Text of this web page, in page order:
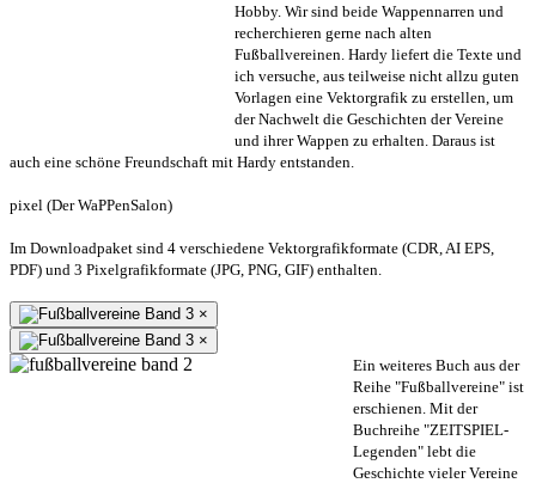
Hobby. Wir sind beide Wappennarren und
recherchieren gerne nach alten
Fußballvereinen. Hardy liefert die Texte und
ich versuche, aus teilweise nicht allzu guten
Vorlagen eine Vektorgrafik zu erstellen, um
der Nachwelt die Geschichten der Vereine
und ihrer Wappen zu erhalten. Daraus ist
auch eine schöne Freundschaft mit Hardy entstanden.
pixel (Der WaPPenSalon)
Im Downloadpaket sind 4 verschiedene Vektorgrafikformate (CDR, AI EPS,
PDF) und 3 Pixelgrafikformate (JPG, PNG, GIF) enthalten.
×
×
Ein weiteres Buch aus der
Reihe "Fußballvereine" ist
erschienen. Mit der
Buchreihe "ZEITSPIEL-
Legenden" lebt die
Geschichte vieler Vereine